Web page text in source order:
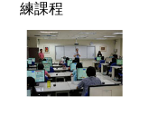
練課程